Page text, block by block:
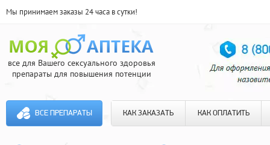
Мы принимаем заказы 24 часа в сутки!
все для Вашего сексуального здоровья
препараты для повышения потенции
ВСЕ ПРЕПАРАТЫ КАК ЗАКАЗАТЬ КАК ОПЛАТИТЬ